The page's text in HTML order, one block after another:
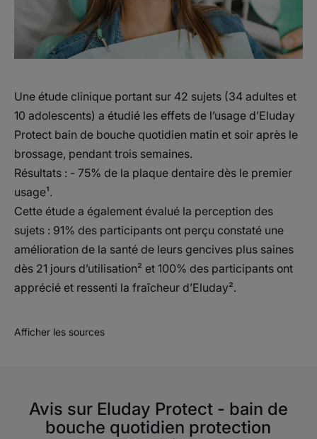
Une étude clinique portant sur 42 sujets (34 adultes et
10 adolescents) a étudié les effets de l’usage d’Eluday
Protect bain de bouche quotidien matin et soir après le
brossage, pendant trois semaines.
Résultats : - 75% de la plaque dentaire dès le premier
usage¹.
Cette étude a également évalué la perception des
sujets : 91% des participants ont perçu constaté une
amélioration de la santé de leurs gencives plus saines
dès 21 jours d’utilisation² et 100% des participants ont
apprécié et ressenti la fraîcheur d’Eluday².
Afficher les sources
Avis sur Eluday Protect - bain de
bouche quotidien protection